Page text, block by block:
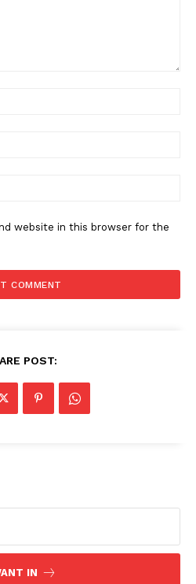
website in this browser for the
POST:
IN